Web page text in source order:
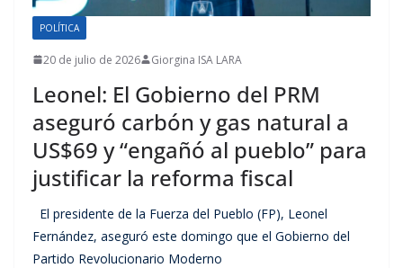
POLÍTICA
20 de julio de 2026 Giorgina ISA LARA
Leonel: El Gobierno del PRM
aseguró carbón y gas natural a
US$69 y “engañó al pueblo” para
justificar la reforma fiscal
El presidente de la Fuerza del Pueblo (FP), Leonel
Fernández, aseguró este domingo que el Gobierno del
Partido Revolucionario Moderno